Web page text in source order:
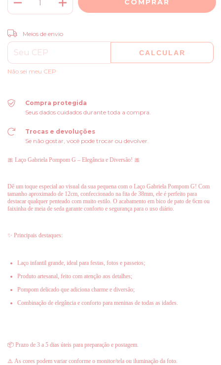
Entregas para o CEP:
Meios de envio
CALCULAR
Não sei meu CEP
Compra protegida
Seus dados cuidados durante toda a compra.
Trocas e devoluções
Se não gostar, você pode trocar ou devolver.
🎀 Laço Gabriela Pompom G – Elegância e Diversão! 🎀
Dê um toque especial ao visual da sua pequena com o Laço Gabriela Pompom G! Com
tamanho aproximado de 12cm, confeccionado na fita de 38mm, ele é perfeito para
destacar qualquer penteado com muito estilo. O acabamento em bico de pato de 6cm ou
faixinha de meia de seda garante conforto e segurança para o uso diário.
✨ Principais destaques:
Laço infantil grande, ideal para festas, fotos e passeios;
Produto artesanal, feito com atenção aos detalhes;
Pompom delicado que adiciona charme e diversão;
Combinação de elegância e conforto para meninas de todas as idades.
📦 Prazo de 3 a 5 dias úteis para preparação e postagem.
⚠️ As cores podem variar conforme o monitor/tela ou iluminação da foto.